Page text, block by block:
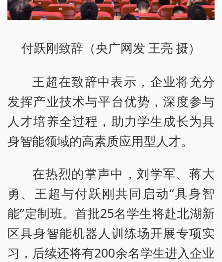
付跃刚致辞（央广网发 王亮 摄）
王超在致辞中表示，企业将充分
发挥产业技术与平台优势，深度参与
人才培养全过程，助力学生成长为具
身智能领域的高素质应用型人才。
在热烈的掌声中，刘学军、蒋大
勇、王超与付跃刚共同启动“具身智
能”定制班。首批25名学生将赴北湖新
区具身智能机器人训练场开展专项实
习，后续还将有200余名学生进入企业